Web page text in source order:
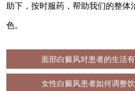
助下，按时服药，帮助我们的整体
色。
面部白癜风对患者的生活
女性白癜风患者如何调整饮